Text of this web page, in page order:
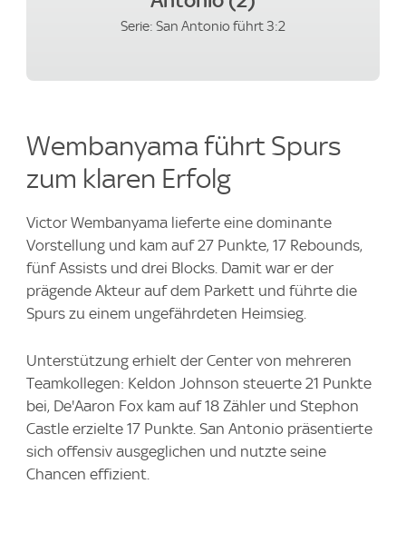
Serie: San Antonio führt 3:2
Wembanyama führt Spurs
zum klaren Erfolg
Victor Wembanyama lieferte eine dominante
Vorstellung und kam auf 27 Punkte, 17 Rebounds,
fünf Assists und drei Blocks. Damit war er der
prägende Akteur auf dem Parkett und führte die
Spurs zu einem ungefährdeten Heimsieg.
Unterstützung erhielt der Center von mehreren
Teamkollegen: Keldon Johnson steuerte 21 Punkte
bei, De'Aaron Fox kam auf 18 Zähler und Stephon
Castle erzielte 17 Punkte. San Antonio präsentierte
sich offensiv ausgeglichen und nutzte seine
Chancen effizient.